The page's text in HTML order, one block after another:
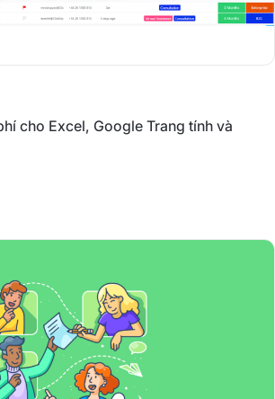
cho Excel, Google Trang tính và